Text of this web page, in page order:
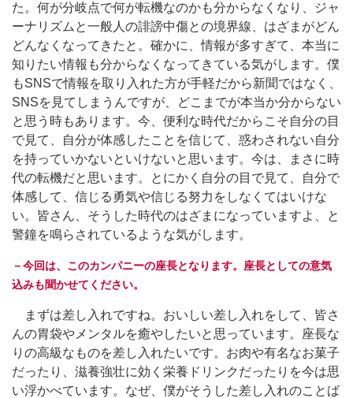
た。何が分岐点で何が転機なのかも分からなくなり、ジャ
ーナリズムと一般人の誹謗中傷との境界線、はざまがどん
どんなくなってきたと。確かに、情報が多すぎて、本当に
知りたい情報も分からなくなってきている気がします。僕
もSNSで情報を取り入れた方が手軽だから新聞ではなく、
SNSを見てしまうんですが、どこまでが本当か分からない
と思う時もあります。今、便利な時代だからこそ自分の目
で見て、自分が体感したことを信じて、惑わされない自分
を持っていかないといけないと思います。今は、まさに時
代の転機だと思います。とにかく自分の目で見て、自分で
体感して、信じる勇気や信じる努力をしなくてはいけな
い。皆さん、そうした時代のはざまになっていますよ、と
警鐘を鳴らされているような気がします。
－今回は、このカンパニーの座長となります。座長としての意気
込みも聞かせてください。
まずは差し入れですね。おいしい差し入れをして、皆さ
んの胃袋やメンタルを癒やしたいと思っています。座長な
りの高級なものを差し入れたいです。お肉や有名なお菓子
だったり、滋養強壮に効く栄養ドリンクだったりを今は思
い浮かべています。なぜ、僕がそうした差し入れのことば